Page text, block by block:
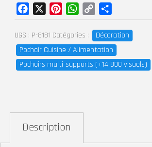
UGS : P-8181 Catégories :
Décoration
Pochoir Cuisine / Alimentation
Pochoirs multi-supports (+14 800 visuels)
Facebook PinterestWhatsApp
Copy
Link
Description